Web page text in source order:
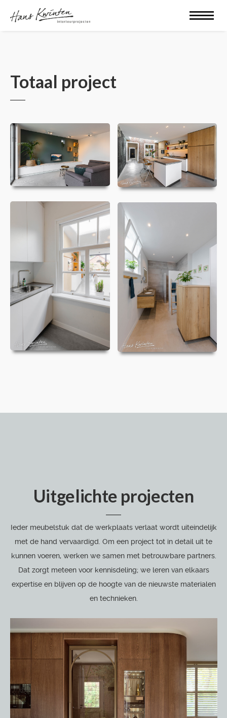
Totaal project
Uitgelichte projecten
Ieder meubelstuk dat de werkplaats verlaat wordt uiteindelijk
met de hand vervaardigd. Om een project tot in detail uit te
kunnen voeren, werken we samen met betrouwbare partners.
Dat zorgt meteen voor kennisdeling; we leren van elkaars
expertise en blijven op de hoogte van de nieuwste materialen
en technieken.